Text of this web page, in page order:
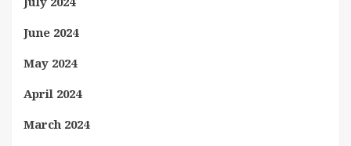
June 2024
May 2024
April 2024
March 2024